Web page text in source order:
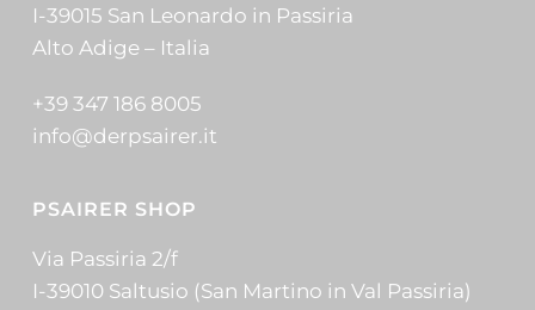
I-39015 San Leonardo in Passiria
Alto Adige – Italia
+39 347 186 8005
info@derpsairer.it
PSAIRER SHOP
Via Passiria 2/f
I-39010 Saltusio (San Martino in Val Passiria)